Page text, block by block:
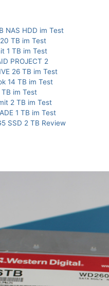
NAS HDD im Test
TB im Test
1 TB im Test
PROJECT 2
26 TB im Test
14 TB im Test
im Test
2 TB im Test
1 TB im Test
SSD 2 TB Review